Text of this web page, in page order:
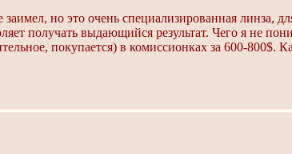
но это очень специализированная линза,
получать выдающийся результат. Чего я не
покупается) в комиссионках за 600-800$.